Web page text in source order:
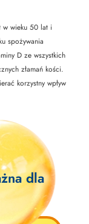
w wieku 50 lat i
spożywania
D ze wszystkich
złamań kości.
korzystny wpływ
dla